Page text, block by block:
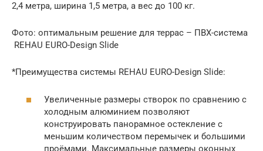
2,4 метра, ширина 1,5 метра, а вес до 100 кг.
Фото: оптимальным решение для террас – ПВХ-система
REHAU EURO-Design Slide
*Преимущества системы REHAU EURO-Design Slide:
Увеличенные размеры створок по сравнению с
холодным алюминием позволяют
конструировать панорамное остекление с
меньшим количеством перемычек и большими
проёмами. Максимальные размеры оконных